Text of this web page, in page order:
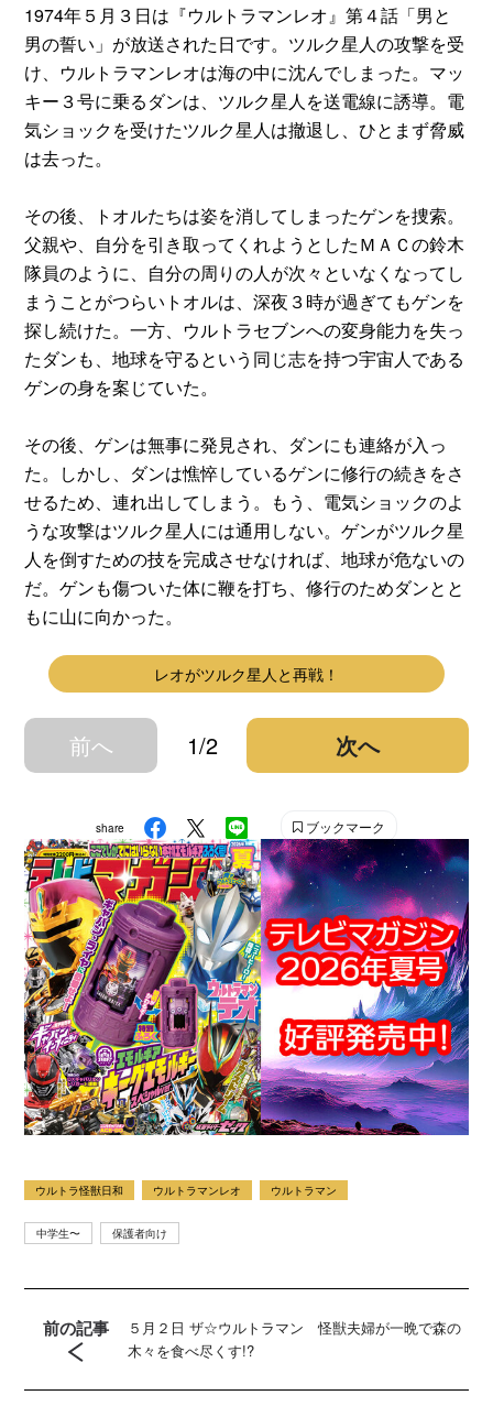
1974年５月３日は『ウルトラマンレオ』第４話「男と
男の誓い」が放送された日です。ツルク星人の攻撃を受
け、ウルトラマンレオは海の中に沈んでしまった。マッ
キー３号に乗るダンは、ツルク星人を送電線に誘導。電
気ショックを受けたツルク星人は撤退し、ひとまず脅威
は去った。
その後、トオルたちは姿を消してしまったゲンを捜索。
父親や、自分を引き取ってくれようとしたＭＡＣの鈴木
隊員のように、自分の周りの人が次々といなくなってし
まうことがつらいトオルは、深夜３時が過ぎてもゲンを
探し続けた。一方、ウルトラセブンへの変身能力を失っ
たダンも、地球を守るという同じ志を持つ宇宙人である
ゲンの身を案じていた。
その後、ゲンは無事に発見され、ダンにも連絡が入っ
た。しかし、ダンは憔悴しているゲンに修行の続きをさ
せるため、連れ出してしまう。もう、電気ショックのよ
うな攻撃はツルク星人には通用しない。ゲンがツルク星
人を倒すための技を完成させなければ、地球が危ないの
だ。ゲンも傷ついた体に鞭を打ち、修行のためダンとと
もに山に向かった。
レオがツルク星人と再戦！
前へ 1/2 次へ
share ブックマーク
ウルトラ怪獣日和 ウルトラマンレオ ウルトラマン
中学生〜 保護者向け
前の記事
５月２日 ザ☆ウルトラマン 怪獣夫婦が一晩で森の
木々を食べ尽くす!?